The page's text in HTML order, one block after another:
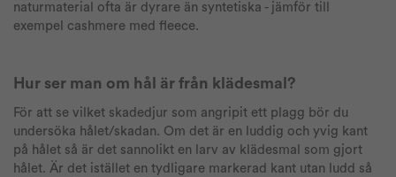
naturmaterial ofta är dyrare än syntetiska - jämför till
exempel cashmere med fleece.
Hur ser man om hål är från klädesmal?
För att se vilket skadedjur som angripit ett plagg bör du
undersöka hålet/skadan. Om det är en luddig och yvig kant
på hålet så är det sannolikt en larv av klädesmal som gjort
hålet. Är det istället en tydligare markerad kant utan ludd så